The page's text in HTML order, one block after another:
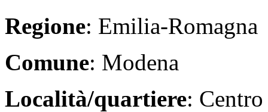
Regione: Emilia-Romagna
Comune: Modena
Località/quartiere: